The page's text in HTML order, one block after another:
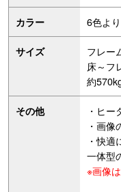
カラー 6色よ
サイズ
フレー
床～フ
約
その他
・ヒ
・画像
・快
一体型
※画像